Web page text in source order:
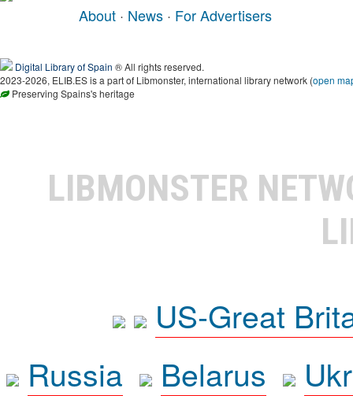
About · News · For Advertisers
Digital Library of Spain ® All rights reserved.
2023-2026, ELIB.ES is a part of Libmonster, international library network (open
Preserving Spains's heritage
LIBMONSTER
US-Great
Russia
Belarus